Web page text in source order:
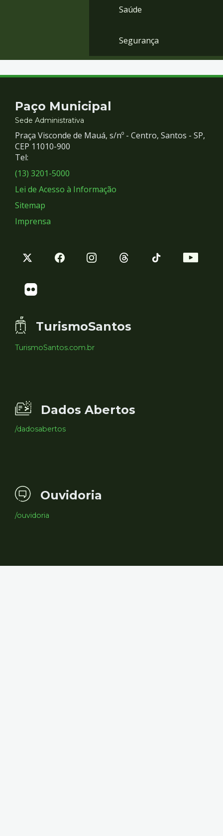
Saúde
Segurança
Contato
e
Redes
Sociais
Paço Municipal
Sede Administrativa
Praça Visconde de Mauá, s/nº - Centro, Santos - SP,
CEP 11010-900
Tel:
(13) 3201-5000
Lei de Acesso à Informação
Sitemap
Imprensa
TurismoSantos
TurismoSantos.com.br
Dados Abertos
/dadosabertos
Ouvidoria
/ouvidoria